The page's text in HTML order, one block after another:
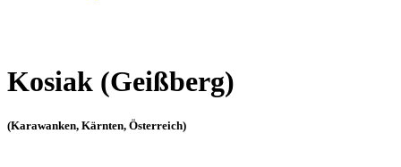
Kosiak (Geißberg)
(Karawanken, Kärnten, Österreich)